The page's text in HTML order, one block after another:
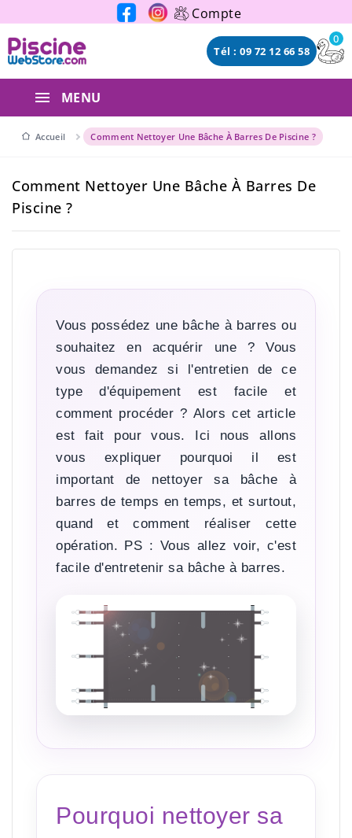
Panneau de gestion des cookiesCompte
Tél : 09 72 12 66 58
0
MENU
Accueil Comment Nettoyer Une Bâche À Barres De Piscine ?
Comment Nettoyer Une Bâche À Barres De
Piscine ?
Vous possédez une bâche à barres ou
souhaitez en acquérir une ? Vous
vous demandez si l'entretien de ce
type d'équipement est facile et
comment procéder ? Alors cet article
est fait pour vous. Ici nous allons
vous expliquer pourquoi il est
important de nettoyer sa bâche à
barres de temps en temps, et surtout,
quand et comment réaliser cette
opération. PS : Vous allez voir, c'est
facile d'entretenir sa bâche à barres.
Pourquoi nettoyer sa